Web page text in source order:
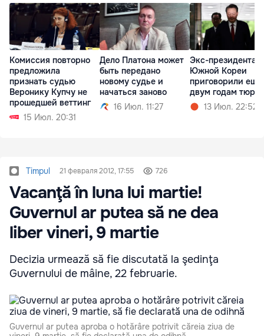
Комиссия повторно
предложила
признать судью
Веронику Купчу не
прошедшей веттинг
15 Июл. 20:31
Дело Платона может
быть передано
новому судье и
начаться заново
16 Июл. 11:27
Экс-президента
Южной Кореи
приговорили еще
двум годам
13 Июл. 22:52
Timpul 21 февраля 2012, 17:55 726
Vacanţă în luna lui martie!
Guvernul ar putea să ne dea
liber vineri, 9 martie
Decizia urmează să fie discutată la şedinţa
Guvernului de mâine, 22 februarie.
Guvernul ar putea aproba o hotărâre potrivit căreia ziua de